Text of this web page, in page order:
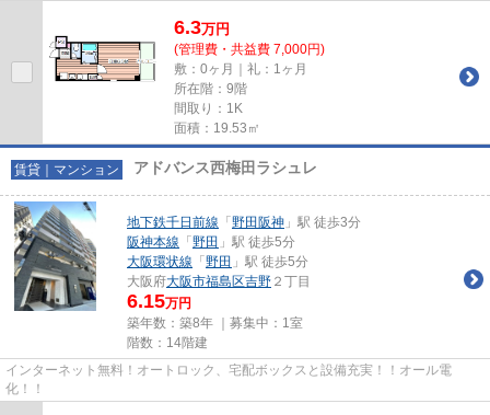
6.3万円
(管理費・共益費 7,000円)
敷：0ヶ月｜礼：1ヶ月
所在階：9階
間取り：1K
面積：19.53㎡
賃貸｜マンション アドバンス西梅田ラシュレ
地下鉄千日前線 「 野田阪神 」駅 徒歩3分
阪神本線 「 野田 」駅 徒歩5分
大阪環状線 「 野田 」駅 徒歩5分
大阪府大阪市福島区吉野 ２丁目
6.15万円
築年数：築8年 ｜募集中： 1室
階数：14階建
インターネット無料！オートロック、宅配ボックスと設備充実！！オール電
化！！